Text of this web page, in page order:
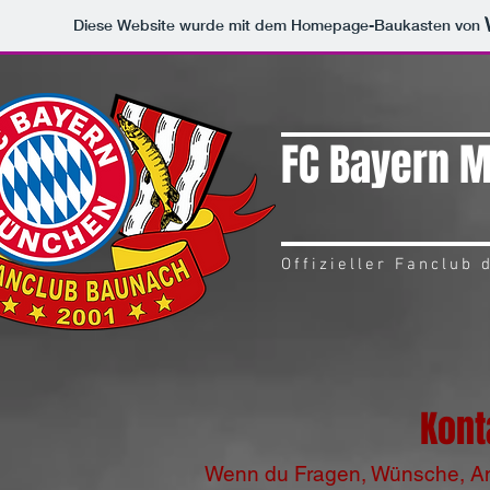
Diese Website wurde mit dem Homepage-Baukasten von
FC Bayern
Offizieller Fanclub
Wenn du Fragen, Wünsche,